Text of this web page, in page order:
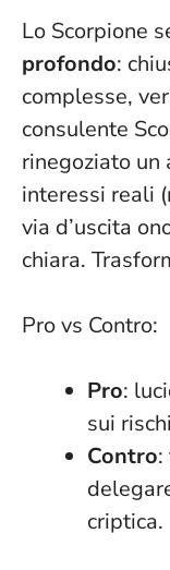
Lo Scorpione
profondo:
complesse,
consulente
rinegoziato un
interessi reali
via d’uscita
chiara.
Pro vs Contro:
Pro:
sui
Contro
criptica.